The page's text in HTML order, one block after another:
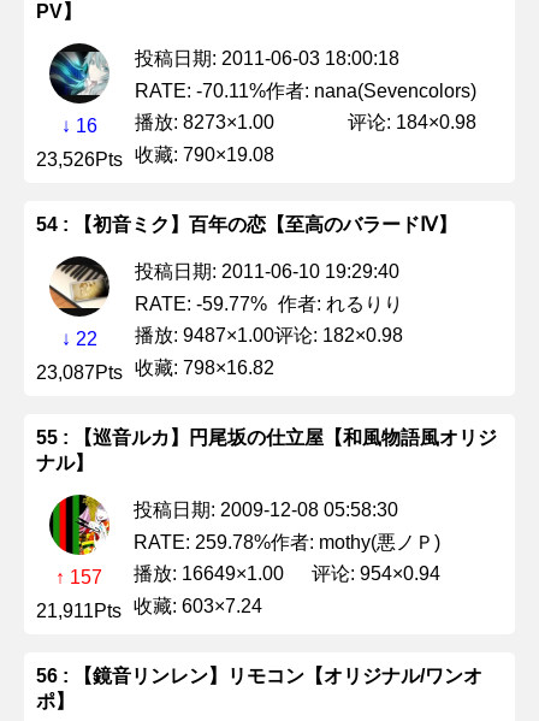
PV】
↓ 16
23,526Pts
投稿日期: 2011-06-03 18:00:18
RATE: -70.11%作者: nana(Sevencolors)
播放: 8273×1.00
评论: 184×0.98
收藏: 790×19.08
54 : 【初音ミク】百年の恋【至高のバラードⅣ】
↓ 22
23,087Pts
投稿日期: 2011-06-10 19:29:40
RATE: -59.77% 作者: れるりり
播放: 9487×1.00评论: 182×0.98
收藏: 798×16.82
55 : 【巡音ルカ】円尾坂の仕立屋【和風物語風オリジ
ナル】
↑ 157
21,911Pts
投稿日期: 2009-12-08 05:58:30
RATE: 259.78%作者: mothy(悪ノＰ)
播放: 16649×1.00
评论: 954×0.94
收藏: 603×7.24
56 : 【鏡音リンレン】リモコン【オリジナル/ワンオ
ポ】